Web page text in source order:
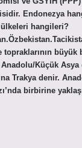
Endonezya
ülkeleri hangileri?
büyük
Anadolu/Küçük Asya
Trakya denir.
birbirine